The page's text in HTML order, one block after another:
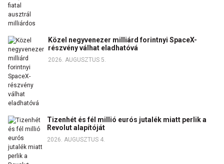
Közel negyvenezer milliárd forintnyi SpaceX-
részvény válhat eladhatóvá
2026. AUGUSZTUS 5.
Tizenhét és fél millió eurós jutalék miatt perlik a
Revolut alapítóját
2026. AUGUSZTUS 4.